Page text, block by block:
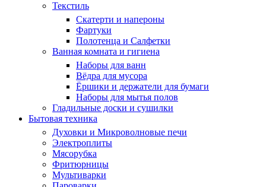
Текстиль
Скатерти и напероны
Фартуки
Полотенца и Салфетки
Ванная комната и гигиена
Наборы для ванн
Вёдра для мусора
Ёршики и держатели для бумаги
Наборы для мытья полов
Гладильные доски и сушилки
Бытовая техника
Духовки и Микроволновые печи
Электроплиты
Мясорубка
Фритюрницы
Мультиварки